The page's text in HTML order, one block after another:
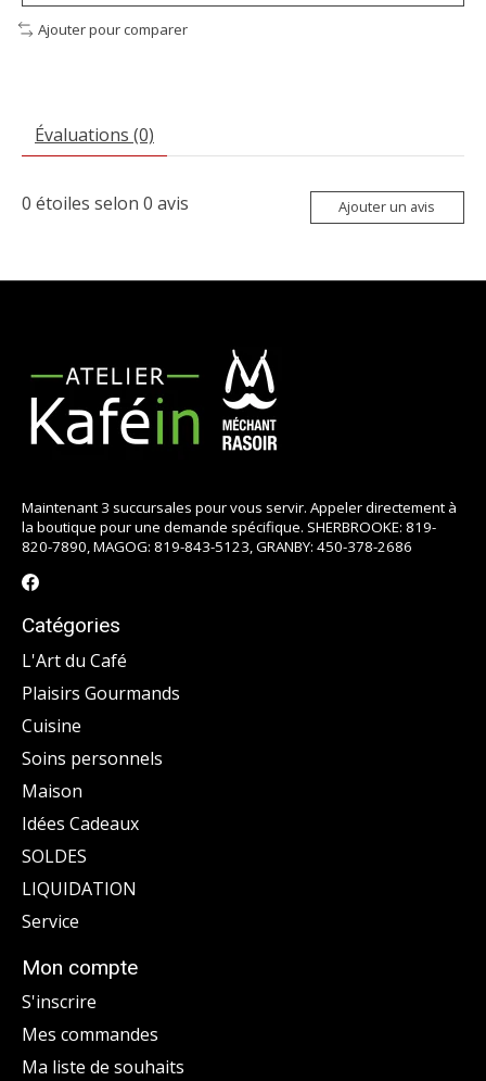
Ajouter pour comparer
Évaluations (0)
0 étoiles selon 0 avis Ajouter un avis
Maintenant 3 succursales pour vous servir. Appeler directement à
la boutique pour une demande spécifique. SHERBROOKE: 819-
820-7890, MAGOG: 819-843-5123, GRANBY: 450-378-2686
Catégories
L'Art du Café
Plaisirs Gourmands
Cuisine
Soins personnels
Maison
Idées Cadeaux
SOLDES
LIQUIDATION
Service
Mon compte
S'inscrire
Mes commandes
Ma liste de souhaits